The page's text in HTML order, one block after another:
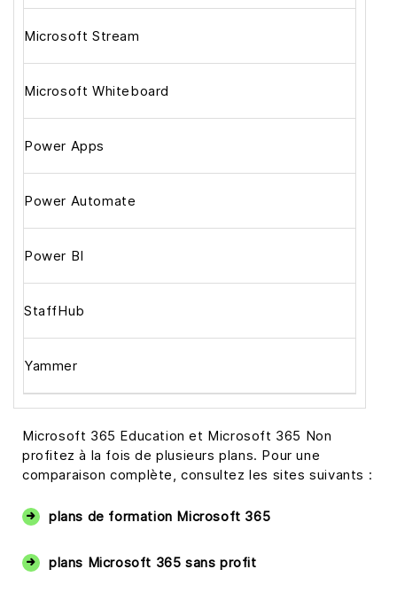
Microsoft Stream
Microsoft Whiteboard
Power Apps
Power Automate
Power BI
StaffHub
Yammer
Microsoft 365 Education et Microsoft 365 Non
profitez à la fois de plusieurs plans. Pour une
comparaison complète, consultez les sites suivants :
plans de formation Microsoft 365
plans Microsoft 365 sans profit